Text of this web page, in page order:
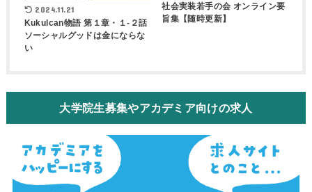
2024.11.21
Kukulcan物語 第１章・１-２話
ソーシャルグッドは金にならな
い
社会実装若手の会 オンライン要
旨集【随時更新】
大学院生募集やアカデミア向けの求人